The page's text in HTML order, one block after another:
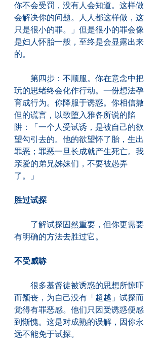
你不会受罚，没有人会知道。这样做
会解决你的问题。人人都这样做，这
只是很小的罪。」但是很小的罪会像
是妇人怀胎一般，至终是会显露出来
的。
第四步：不顺服。你在意念中把
玩的思绪终会化作行动。一份想法孕
育成行为。你降服于诱惑。你相信撒
但的谎言，以致堕入雅各所说的陷
阱：「一个人受试诱，是被自己的欲
望勾引去的。他的欲望怀了胎，生出
罪恶；罪恶一旦长成就产生死亡。我
亲爱的弟兄姊妹们，不要被愚弄
了。」
胜过试探
了解试探固然重要，但你更需要
有明确的方法去胜过它。
不受威哧
很多基督徒被诱惑的思想所惊吓
而颓丧，为自己没有「超越」试探而
觉得有罪恶感。他们只因受诱惑便感
到惭愧。这是对成熟的误解，因你永
远不能免于试探。